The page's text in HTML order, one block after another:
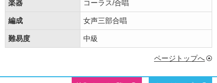
楽器 コーラス/合唱
編成 女声三部合唱
難易度 中級
ページトップへ